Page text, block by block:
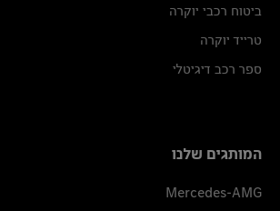
ביטוח רכבי יוקרה
טרייד יוקרה
ספר רכב דיגיטלי
המותגים שלנו
Mercedes-AMG